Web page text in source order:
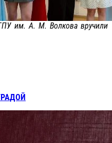
им. А. М. Волкова вручили